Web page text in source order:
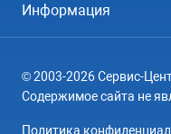
Посудомоечные
Кондиционеры
Варочные панели
Кондиционеры
Информация
География
© 2003-2026 Сервис-
Содержимое сайта не
Политика